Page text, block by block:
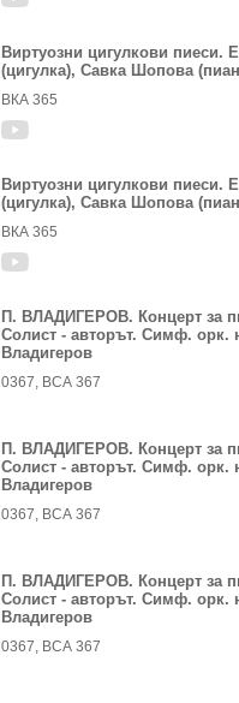
Виртуозни цигулкови пиеси.
(цигулка), Савка Шопова
ВКА 365
Виртуозни цигулкови пиеси.
(цигулка), Савка Шопова
ВКА 365
П. ВЛАДИГЕРОВ. Концерт за
Солист - авторът. Симф. орк.
Владигеров
0367, ВСА 367
П. ВЛАДИГЕРОВ. Концерт за
Солист - авторът. Симф. орк.
Владигеров
0367, ВСА 367
П. ВЛАДИГЕРОВ. Концерт за
Солист - авторът. Симф. орк.
Владигеров
0367, ВСА 367